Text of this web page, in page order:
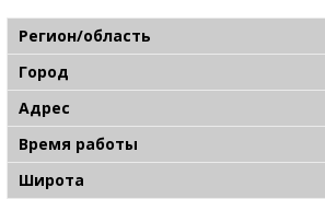
Регион/область
Город
Адрес
Время работы
Широта